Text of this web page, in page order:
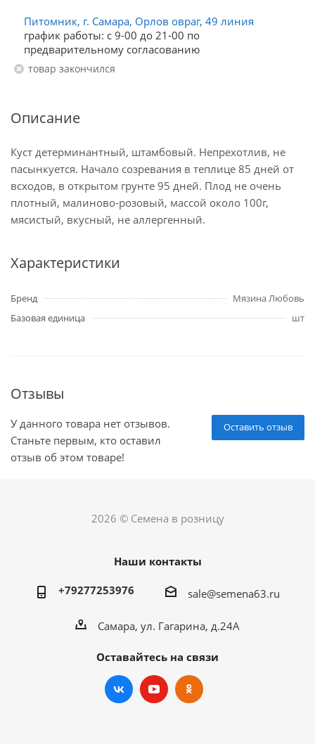
Питомник, г. Самара, Орлов овраг, 49 линия
график работы: с 9-00 до 21-00 по
предварительному согласованию
Товар закончился
Описание
Куст детерминантный, штамбовый. Непрехотлив, не
пасынкуется. Начало созревания в теплице 85 дней от
всходов, в открытом грунте 95 дней. Плод не очень
плотный, малиново-розовый, массой около 100г,
мясистый, вкусный, не аллергенный.
Характеристики
Бренд
Мязина Любовь
Базовая единица
шт
Отзывы
Оставить отзыв
У данного товара нет отзывов.
Станьте первым, кто оставил
отзыв об этом товаре!
2026 © Семена в розницу
Наши контакты
+79277253976 sale@semena63.ru
Самара, ул. Гагарина, д.24А
Оставайтесь на связи